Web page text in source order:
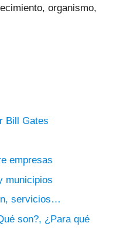
organismo,
Bill Gates
empresas
municipios
servicios…
son?, ¿Para qué